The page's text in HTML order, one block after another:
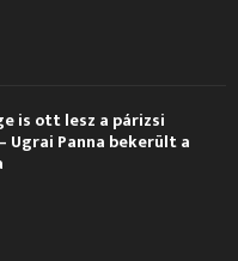
is ott lesz a párizsi
Ugrai Panna bekerült a